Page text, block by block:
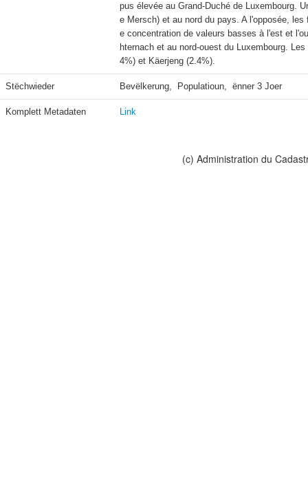
pus élevée au Grand-Duché de Luxembourg.
e Mersch) et au nord du pays. A l'opposée,
e concentration de valeurs basses à l'est et
hternach et au nord-ouest du Luxembourg.
4%) et Käerjeng (2.4%).
Stëchwieder Bevëlkerung,  Populatioun,  ënner 3 Joer
Komplett Metadaten Link
(c) Administration du